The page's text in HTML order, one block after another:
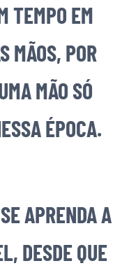
TEMPO EM
MÃOS, POR
MÃO SÓ
ÉPOCA.
APRENDA A
DESDE QUE